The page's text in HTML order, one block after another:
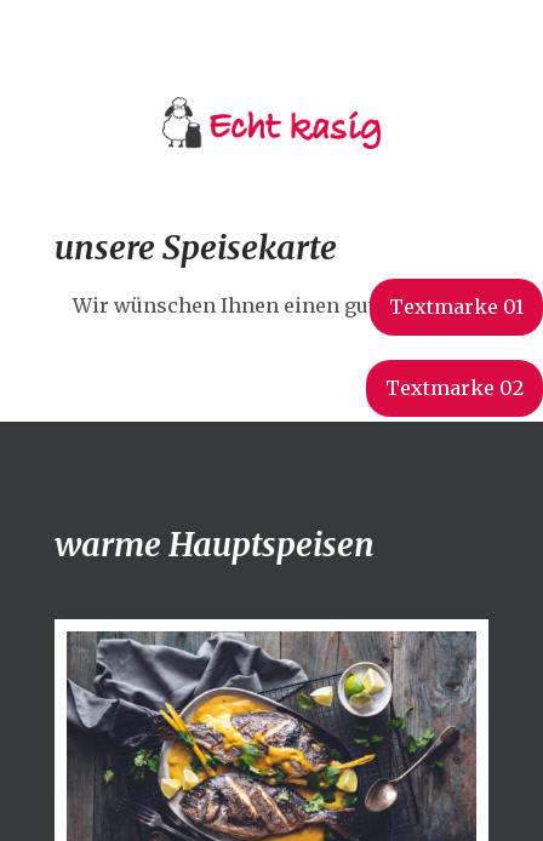
unsere Speisekarte
Wir wünschen Ihnen einen guten Apetit!
Textmarke 01
Textmarke 02
warme Hauptspeisen